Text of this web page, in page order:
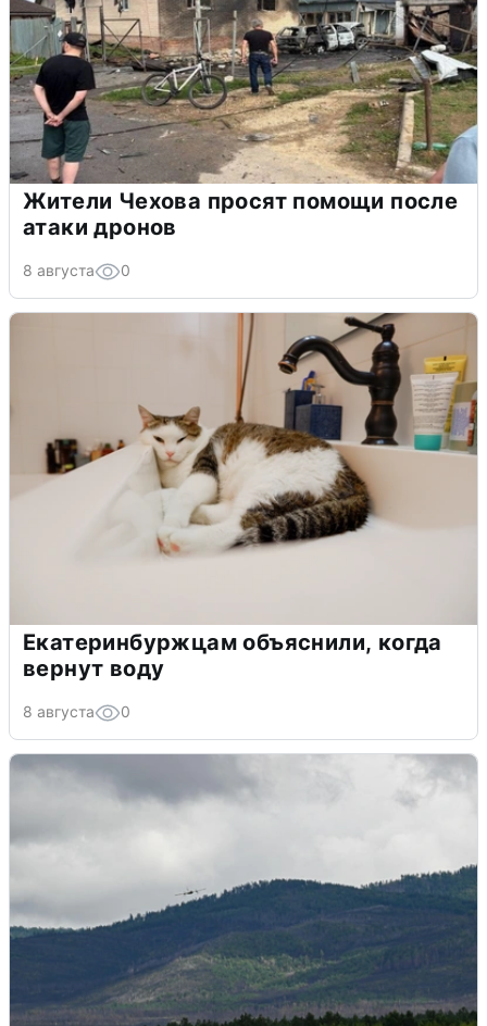
Жители Чехова просят помощи после
атаки дронов
8 августа 0
Екатеринбуржцам объяснили, когда
вернут воду
8 августа 0